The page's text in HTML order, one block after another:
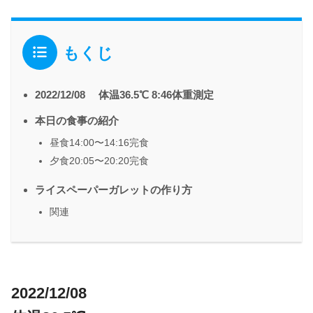
もくじ
2022/12/08 体温36.5℃ 8:46体重測定
本日の食事の紹介
昼食14:00〜14:16完食
夕食20:05〜20:20完食
ライスペーパーガレットの作り方
関連
2022/12/08